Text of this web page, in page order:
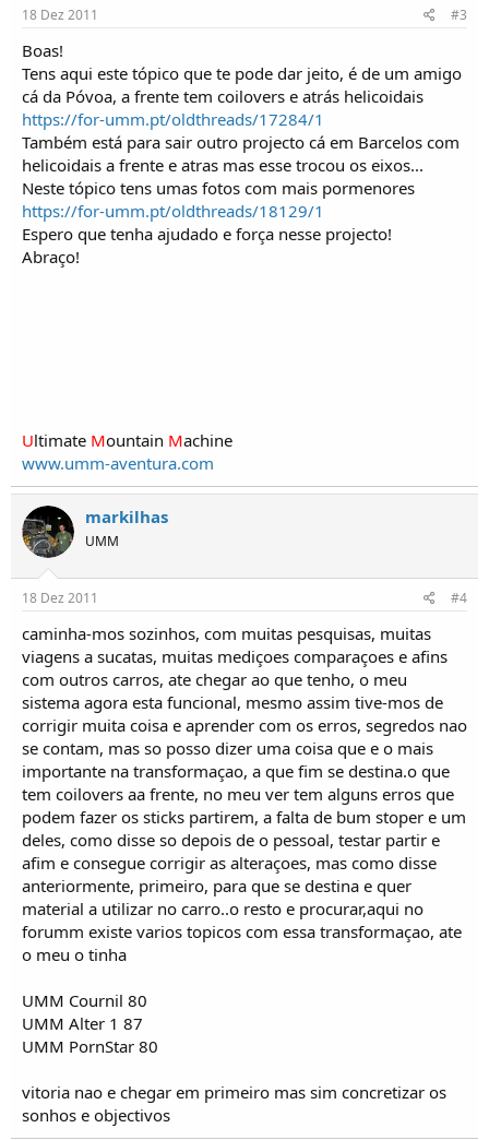
18 Dez 2011 #3
Boas!
Tens aqui este tópico que te pode dar jeito, é de um amigo
cá da Póvoa, a frente tem coilovers e atrás helicoidais
https://for-umm.pt/oldthreads/17284/1
Também está para sair outro projecto cá em Barcelos com
helicoidais a frente e atras mas esse trocou os eixos...
Neste tópico tens umas fotos com mais pormenores
https://for-umm.pt/oldthreads/18129/1
Espero que tenha ajudado e força nesse projecto!
Abraço!
Ultimate Mountain Machine
www.umm-aventura.com
markilhas
UMM
18 Dez 2011 #4
caminha-mos sozinhos, com muitas pesquisas, muitas
viagens a sucatas, muitas mediçoes comparaçoes e afins
com outros carros, ate chegar ao que tenho, o meu
sistema agora esta funcional, mesmo assim tive-mos de
corrigir muita coisa e aprender com os erros, segredos nao
se contam, mas so posso dizer uma coisa que e o mais
importante na transformaçao, a que fim se destina.o que
tem coilovers aa frente, no meu ver tem alguns erros que
podem fazer os sticks partirem, a falta de bum stoper e um
deles, como disse so depois de o pessoal, testar partir e
afim e consegue corrigir as alteraçoes, mas como disse
anteriormente, primeiro, para que se destina e quer
material a utilizar no carro..o resto e procurar,aqui no
forumm existe varios topicos com essa transformaçao, ate
o meu o tinha
UMM Cournil 80
UMM Alter 1 87
UMM PornStar 80
vitoria nao e chegar em primeiro mas sim concretizar os
sonhos e objectivos